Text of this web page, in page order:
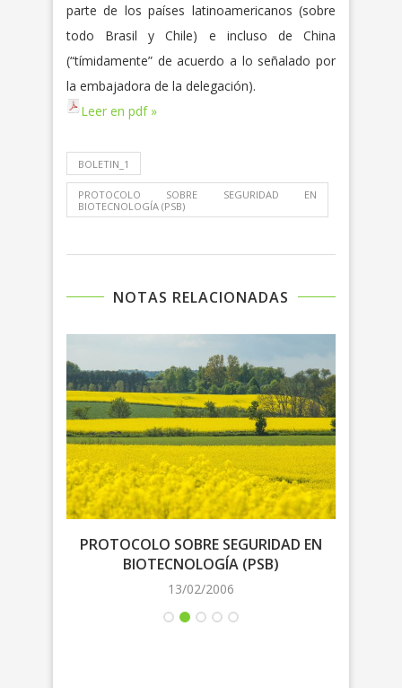
parte de los países latinoamericanos (sobre
todo Brasil y Chile) e incluso de China
(“tímidamente” de acuerdo a lo señalado por
la embajadora de la delegación).
Leer en pdf »
BOLETIN_1
PROTOCOLO SOBRE SEGURIDAD EN
BIOTECNOLOGÍA (PSB)
NOTAS RELACIONADAS
PROTOCOLO SOBRE SEGURIDAD EN
BIOTECNOLOGÍA (PSB)
13/02/2006